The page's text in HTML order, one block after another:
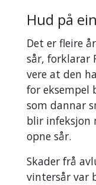
Hud på
Det er fleire
sår, forklarar
vere at den
for eksempel
som dannar
blir infeksjon
opne sår.
Skader frå
vintersår var